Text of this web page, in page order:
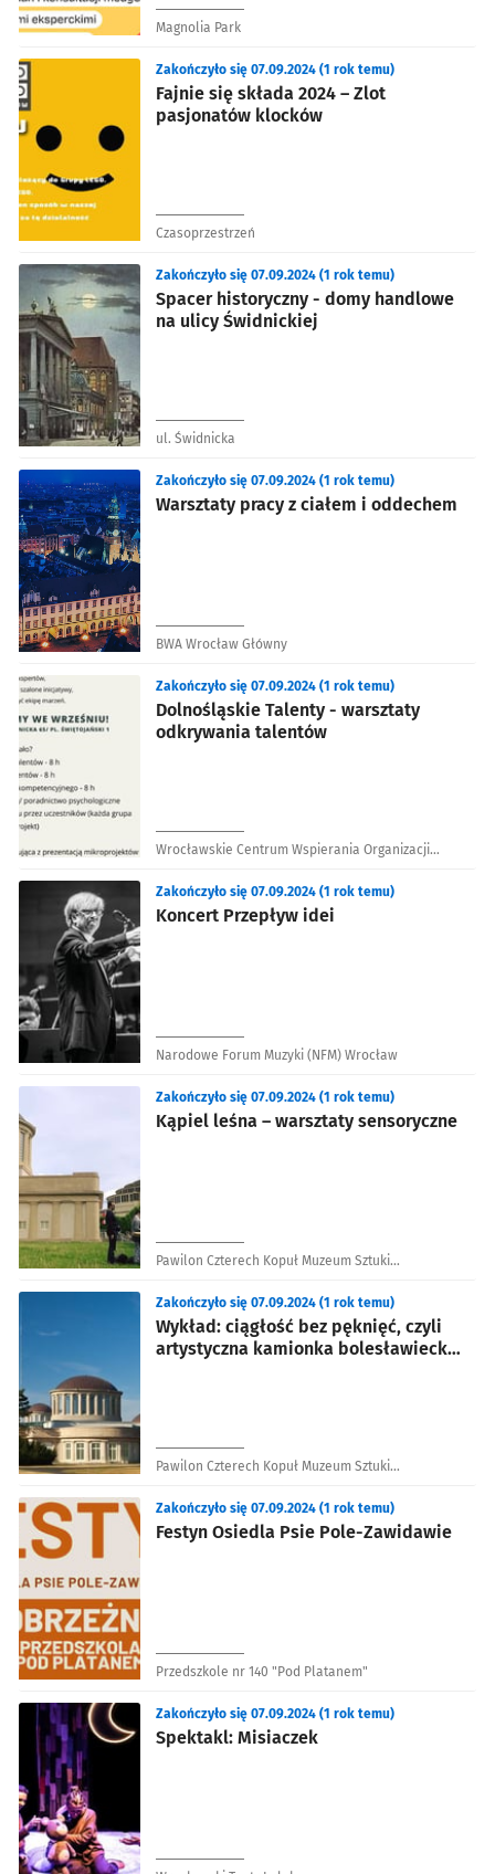
Magnolia Park
Fajnie się składa 2024 – Zlot
pasjonatów klocków
Zakończyło się 07.09.2024 (1 rok temu)
Czasoprzestrzeń
Spacer historyczny - domy handlowe
na ulicy Świdnickiej
Zakończyło się 07.09.2024 (1 rok temu)
ul. Świdnicka
Warsztaty pracy z ciałem i oddechem
Zakończyło się 07.09.2024 (1 rok temu)
BWA Wrocław Główny
Dolnośląskie Talenty - warsztaty
odkrywania talentów
Zakończyło się 07.09.2024 (1 rok temu)
Wrocławskie Centrum Wspierania Organizacji
Koncert Przepływ idei
Zakończyło się 07.09.2024 (1 rok temu)
Narodowe Forum Muzyki (NFM) Wrocław
Kąpiel leśna – warsztaty sensoryczne
Zakończyło się 07.09.2024 (1 rok temu)
Pawilon Czterech Kopuł Muzeum Sztuki
Wykład: ciągłość bez pęknięć, czyli
artystyczna kamionka bolesławiecka
Zakończyło się 07.09.2024 (1 rok temu)
Pawilon Czterech Kopuł Muzeum Sztuki
Festyn Osiedla Psie Pole-Zawidawie
Zakończyło się 07.09.2024 (1 rok temu)
Przedszkole nr 140 "Pod Platanem"
Spektakl: Misiaczek
Zakończyło się 07.09.2024 (1 rok temu)